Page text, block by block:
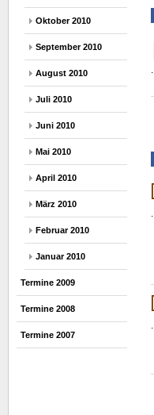
Oktober 2010
September 2010
August 2010
Juli 2010
Juni 2010
Mai 2010
April 2010
März 2010
Februar 2010
Januar 2010
Termine 2009
Termine 2008
Termine 2007
.
.